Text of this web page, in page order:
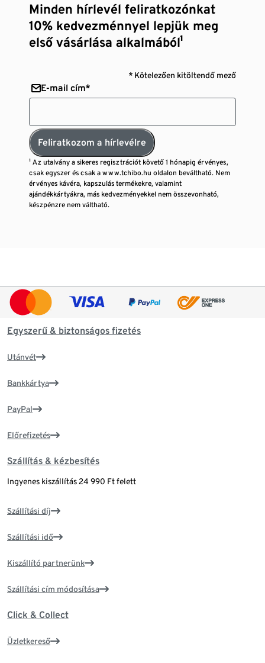
Minden hírlevél feliratkozónkat
10% kedvezménnyel lepjük meg
első vásárlása alkalmából¹
* Kötelezően kitöltendő mező
E-mail cím*
Feliratkozom a hírlevélre
¹ Az utalvány a sikeres regisztrációt követő 1 hónapig érvényes,
csak egyszer és csak a www.tchibo.hu oldalon beváltható. Nem
érvényes kávéra, kapszulás termékekre, valamint
ajándékkártyákra, más kedvezményekkel nem összevonható,
készpénzre nem váltható.
Egyszerű & biztonságos fizetés
Utánvét
Bankkártya
PayPal
Előrefizetés
Szállítás & kézbesítés
Ingyenes kiszállítás 24 990 Ft felett
Szállítási díj
Szállítási idő
Kiszállító partnerünk
Szállítási cím módosítása
Click & Collect
Üzletkereső